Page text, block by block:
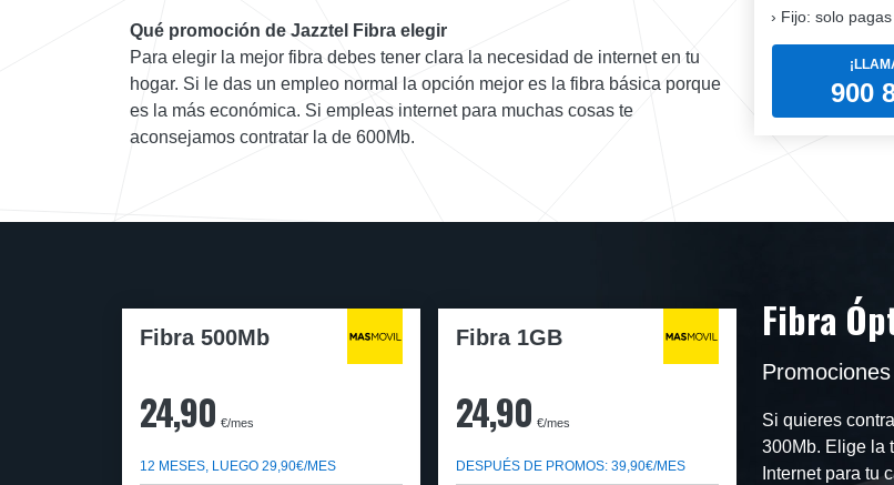
Fijo: solo
900
Qué promoción de Jazztel Fibra elegir
Para elegir la mejor fibra debes tener clara la necesidad de internet en tu
hogar. Si le das un empleo normal la opción mejor es la fibra básica porque
es la más económica. Si empleas internet para muchas cosas te
aconsejamos contratar la de 600Mb.
Fibra 500Mb
24,90 €/mes
12 MESES, LUEGO 29,90€/MES
Fibra 1GB
24,90 €/mes
DESPUÉS DE PROMOS: 39,90€/MES
Fibra
Si quieres
300Mb. Elige la
Internet para tu